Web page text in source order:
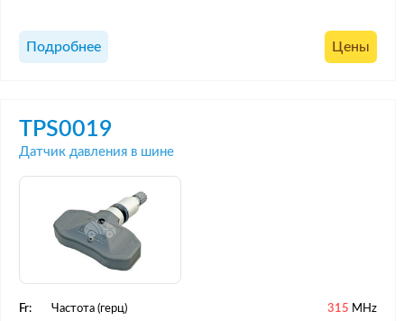
Подробнее Цены
TPS0019
Датчик давления в шине
Fr: Частота (герц) 315 MHz